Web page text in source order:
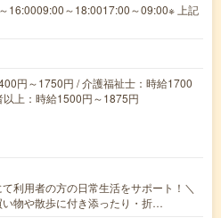
16:0009:00～18:0017:00～09:00※ 上記
円～1750円 / 介護福祉士：時給1700
上：時給1500円～1875円
利用者の方の日常生活をサポート！＼
物や散歩に付き添ったり・折…